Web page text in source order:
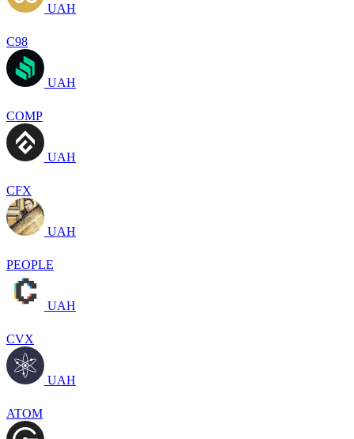
UAH
C98
UAH
COMP
UAH
CFX
UAH
PEOPLE
UAH
CVX
UAH
ATOM